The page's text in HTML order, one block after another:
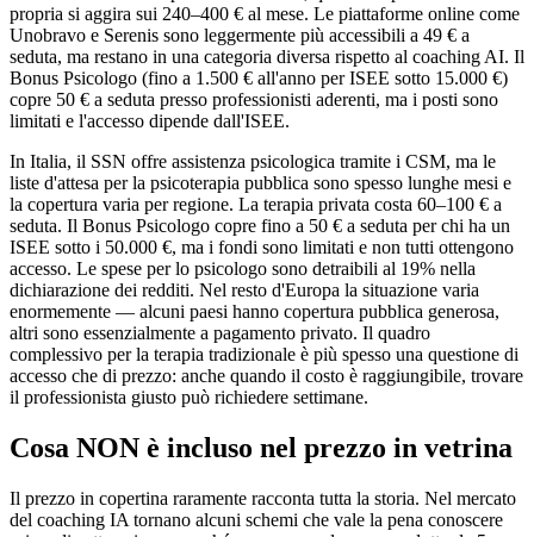
propria si aggira sui 240–400 € al mese. Le piattaforme online come
Unobravo e Serenis sono leggermente più accessibili a 49 € a
seduta, ma restano in una categoria diversa rispetto al coaching AI. Il
Bonus Psicologo (fino a 1.500 € all'anno per ISEE sotto 15.000 €)
copre 50 € a seduta presso professionisti aderenti, ma i posti sono
limitati e l'accesso dipende dall'ISEE.
In Italia, il SSN offre assistenza psicologica tramite i CSM, ma le
liste d'attesa per la psicoterapia pubblica sono spesso lunghe mesi e
la copertura varia per regione. La terapia privata costa 60–100 € a
seduta. Il Bonus Psicologo copre fino a 50 € a seduta per chi ha un
ISEE sotto i 50.000 €, ma i fondi sono limitati e non tutti ottengono
accesso. Le spese per lo psicologo sono detraibili al 19% nella
dichiarazione dei redditi. Nel resto d'Europa la situazione varia
enormemente — alcuni paesi hanno copertura pubblica generosa,
altri sono essenzialmente a pagamento privato. Il quadro
complessivo per la terapia tradizionale è più spesso una questione di
accesso che di prezzo: anche quando il costo è raggiungibile, trovare
il professionista giusto può richiedere settimane.
Cosa NON è incluso nel prezzo in vetrina
Il prezzo in copertina raramente racconta tutta la storia. Nel mercato
del coaching IA tornano alcuni schemi che vale la pena conoscere